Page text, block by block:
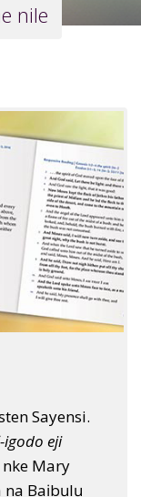
nile
Sayensi.
igodo eji
nke Mary
na Baịbụlụ